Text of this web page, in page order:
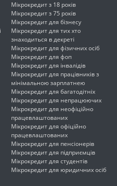
Мікрокредит з 18 років
Мікрокредит з 75 років
Мікрокредит для бізнесу
Мікрокредит для тих хто
знаходиться в декреті
Мікрокредит для фізичних осіб
Мікрокредит для фоп
Мікрокредит для інвалідів
Мікрокредит для працівників з
мінімальною зарплатнею
Мікрокредит для багатодітніх
Мікрокредит для непрацюючих
Мікрокредит для неофіційно
працевлаштованих
Мікрокредит для офіційно
працевлаштованих
Мікрокредит для пенсіонерів
Мікрокредит для підприємців
Мікрокредит для студентів
Мікрокредит для юридичних осіб